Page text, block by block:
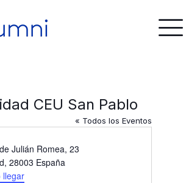
CEU San Pablo
« Todos los Eventos
Julián Romea, 23
, 28003 España
llegar